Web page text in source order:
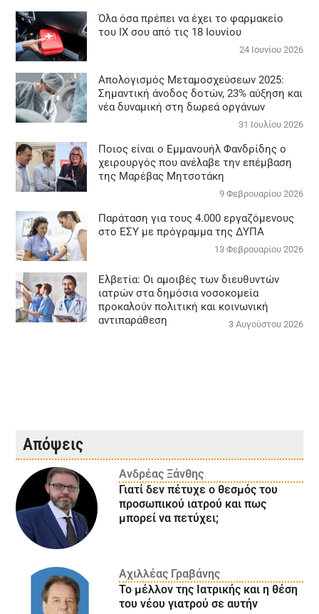
Όλα όσα πρέπει να έχει το φαρμακείο
του ΙΧ σου από τις 18 Ιουνίου
24 Ιουνίου 2026
Απολογισμός Μεταμοσχεύσεων 2025:
Σημαντική άνοδος δοτών, 23% αύξηση και
νέα δυναμική στη δωρεά οργάνων
31 Ιουλίου 2026
Ποιος είναι ο Εμμανουήλ Φανδρίδης ο
χειρουργός που ανέλαβε την επέμβαση
της Μαρέβας Μητσοτάκη
9 Φεβρουαρίου 2026
Παράταση για τους 4.000 εργαζόμενους
στο ΕΣΥ με πρόγραμμα της ΔΥΠΑ
13 Φεβρουαρίου 2026
Ελβετία: Οι αμοιβές των διευθυντών
ιατρών στα δημόσια νοσοκομεία
προκαλούν πολιτική και κοινωνική
αντιπαράθεση
3 Αυγούστου 2026
Απόψεις
Ανδρέας Ξάνθης
Γιατί δεν πέτυχε ο θεσμός του
προσωπικού ιατρού και πως
μπορεί να πετύχει;
Αχιλλέας Γραβάνης
Το μέλλον της Ιατρικής και η θέση
του νέου γιατρού σε αυτήν